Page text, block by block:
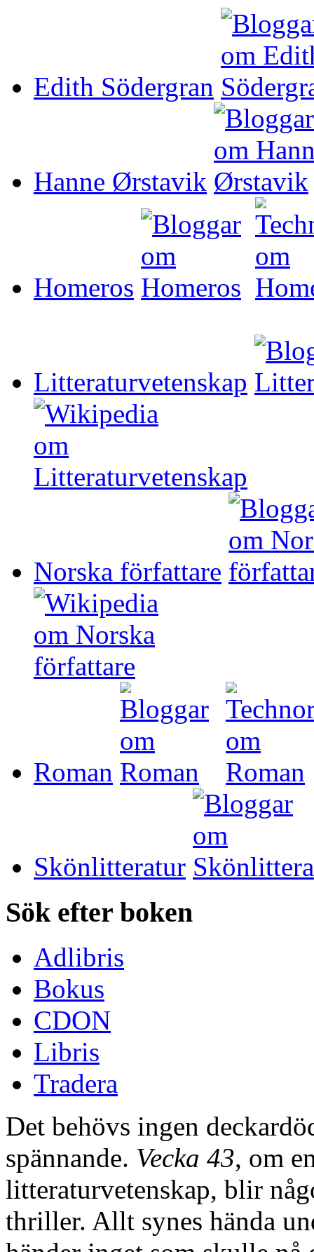
Edith Södergran
Hanne Ørstavik
Homeros
Litteraturvetenskap
Norska författare
Roman
Skönlitteratur
Sök efter boken
Adlibris
Bokus
CDON
Libris
Tradera
Det behövs ingen
spännande. Vecka 43, om
litteraturvetenskap, blir
thriller. Allt synes hända